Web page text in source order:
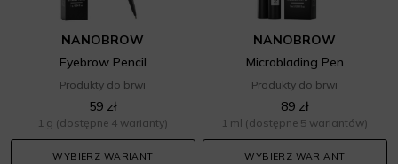
NANOBROW
Eyebrow Pencil
Produkty do brwi
59 zł
1 g (dostępne 4 warianty)
WYBIERZ WARIANT
NANOBROW
Microblading Pen
Produkty do brwi
89 zł
1 ml (dostępne 5 wariantów)
WYBIERZ WARIANT